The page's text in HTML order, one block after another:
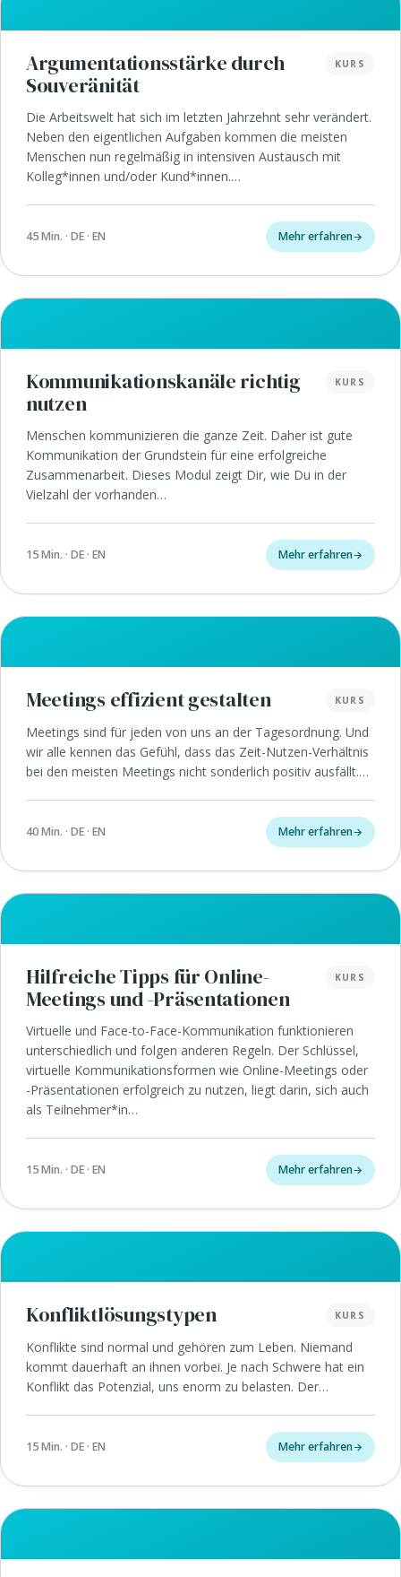
Argumentationsstärke durch
Souveränität
KURS
Die Arbeitswelt hat sich im letzten Jahrzehnt sehr verändert.
Neben den eigentlichen Aufgaben kommen die meisten
Menschen nun regelmäßig in intensiven Austausch mit
Kolleg*innen und/oder Kund*innen.…
45 Min. · DE · EN Mehr erfahren
Kommunikationskanäle richtig
nutzen
KURS
Menschen kommunizieren die ganze Zeit. Daher ist gute
Kommunikation der Grundstein für eine erfolgreiche
Zusammenarbeit. Dieses Modul zeigt Dir, wie Du in der
Vielzahl der vorhanden…
15 Min. · DE · EN Mehr erfahren
Meetings effizient gestalten KURS
Meetings sind für jeden von uns an der Tagesordnung. Und
wir alle kennen das Gefühl, dass das Zeit-Nutzen-Verhältnis
bei den meisten Meetings nicht sonderlich positiv ausfällt.…
40 Min. · DE · EN Mehr erfahren
Hilfreiche Tipps für Online-
Meetings und -Präsentationen
KURS
Virtuelle und Face-to-Face-Kommunikation funktionieren
unterschiedlich und folgen anderen Regeln. Der Schlüssel,
virtuelle Kommunikationsformen wie Online-Meetings oder
-Präsentationen erfolgreich zu nutzen, liegt darin, sich auch
als Teilnehmer*in…
15 Min. · DE · EN Mehr erfahren
Konfliktlösungstypen KURS
Konflikte sind normal und gehören zum Leben. Niemand
kommt dauerhaft an ihnen vorbei. Je nach Schwere hat ein
Konflikt das Potenzial, uns enorm zu belasten. Der…
15 Min. · DE · EN Mehr erfahren